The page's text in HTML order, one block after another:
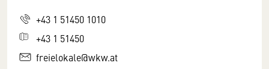
+43 1 51450 1010
+43 1 51450
freielokale@wkw.at